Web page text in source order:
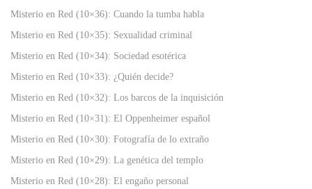
Misterio en Red (10×36): Cuando la tumba habla
Misterio en Red (10×35): Sexualidad criminal
Misterio en Red (10×34): Sociedad esotérica
Misterio en Red (10×33): ¿Quién decide?
Misterio en Red (10×32): Los barcos de la inquisición
Misterio en Red (10×31): El Oppenheimer español
Misterio en Red (10×30): Fotografía de lo extraño
Misterio en Red (10×29): La genética del templo
Misterio en Red (10×28): El engaño personal